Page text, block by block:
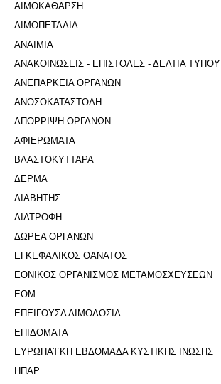
ΑΙΜΟΚΑΘΑΡΣΗ
ΑΙΜΟΠΕΤΑΛΙΑ
ΑΝΑΙΜΙΑ
ΑΝΑΚΟΙΝΩΣΕΙΣ - ΕΠΙΣΤΟΛΕΣ - ΔΕΛΤΙΑ ΤΥΠΟΥ
ΑΝΕΠΑΡΚΕΙΑ ΟΡΓΑΝΩΝ
ΑΝΟΣΟΚΑΤΑΣΤΟΛΗ
ΑΠΟΡΡΙΨΗ ΟΡΓΑΝΩΝ
ΑΦΙΕΡΩΜΑΤΑ
ΒΛΑΣΤΟΚΥΤΤΑΡΑ
ΔΕΡΜΑ
ΔΙΑΒΗΤΗΣ
ΔΙΑΤΡΟΦΗ
ΔΩΡΕΑ ΟΡΓΑΝΩΝ
ΕΓΚΕΦΑΛΙΚΟΣ ΘΑΝΑΤΟΣ
ΕΘΝΙΚΟΣ ΟΡΓΑΝΙΣΜΟΣ ΜΕΤΑΜΟΣΧΕΥΣΕΩΝ
ΕΟΜ
ΕΠΕΙΓΟΥΣΑ ΑΙΜΟΔΟΣΙΑ
ΕΠΙΔΟΜΑΤΑ
ΕΥΡΩΠΑΊ΄ΚΗ ΕΒΔΟΜΑΔΑ ΚΥΣΤΙΚΗΣ ΙΝΩΣΗΣ
ΗΠΑΡ